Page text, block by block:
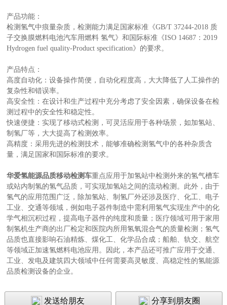
产品功能：
检测氢气中痕量杂质，检测能力满足国家标准《GB/T 37244-2018 质
子交换膜燃料电池汽车用燃料 氢气》和国际标准《ISO 14687：2019
Hydrogen fuel quality-Product specification》的要求。
产品特点：
高度自动化：设备操作简便，自动化程度高，大大降低了人工操作的
复杂性和错误率。
高安全性：在设计和生产过程中充分考虑了安全因素，确保设备在检
测过程中的安全性和稳定性。
快速便捷：实现了移动式检测，可灵活应用于各种场景，如加氢站、
制氢厂等，大大提高了检测效率。
高精度：采用先进的检测技术，能够准确检测氢气中的各种杂质含
量，满足国家和国际标准的要求。
华爱氢能源品质移动检测车重点应用于加氢站中检测外来的氢气槽车
或站内制氢的氢气品质，可实现加氢站之间的流动检测。此外，由于
氢气的应用范围广泛，除加氢站、制氢厂外还涉及医疗、化工、电子
工业、交通等领域，例如电子器件制造中需利用氢气实现生产中的化
学气相沉积过程，提高电子器件的纯度和质量；医疗领域可用于家用
制氢机生产商的出厂检定和医院内所用氢氧混合气的质量检测；氢气
品质也直接影响石油精炼、煤化工、化学品合成；船舶、轨交、航空
等领域正加速氢燃料电池应用。因此，本产品还可推广应用于交通、
工业、发电及建筑四大领域中任何需要高灵敏度、高稳定性的氢能源
品质检测设备的企业。
发送给朋友 分享到朋友圈